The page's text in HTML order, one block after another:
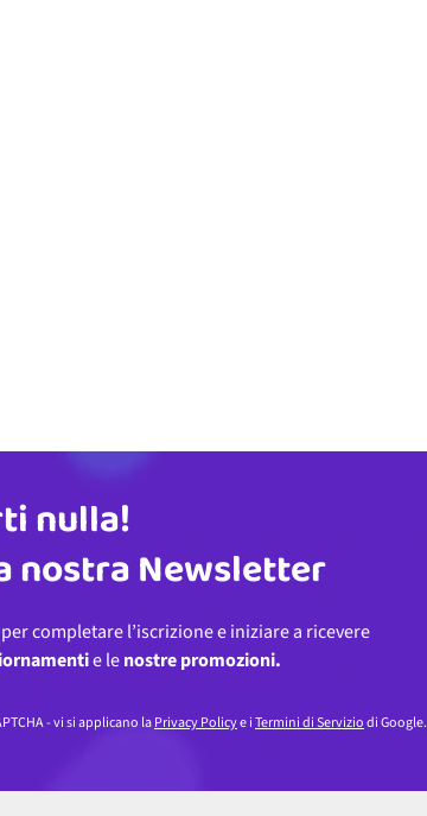
nulla!
nostra Newsletter
completare l’iscrizione e iniziare a ricevere
e lenostre promozioni.
- vi si applicano laPrivacy Policye iTermini di Serviziodi Google.